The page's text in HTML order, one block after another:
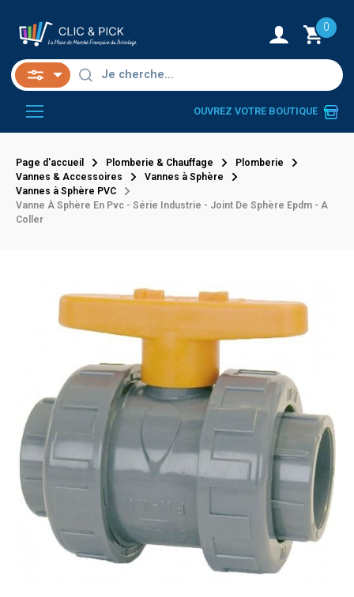
0
OUVREZ VOTRE BOUTIQUE
Page d'accueil Plomberie & Chauffage
Plomberie
Vannes & Accessoires
Vannes à Sphère
Vannes à Sphère PVC
Vanne À Sphère En Pvc - Série Industrie - Joint De Sphère Epdm - A
Coller